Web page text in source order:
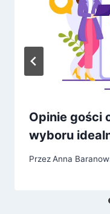
Opinie gości
wyboru
PrzezAnna